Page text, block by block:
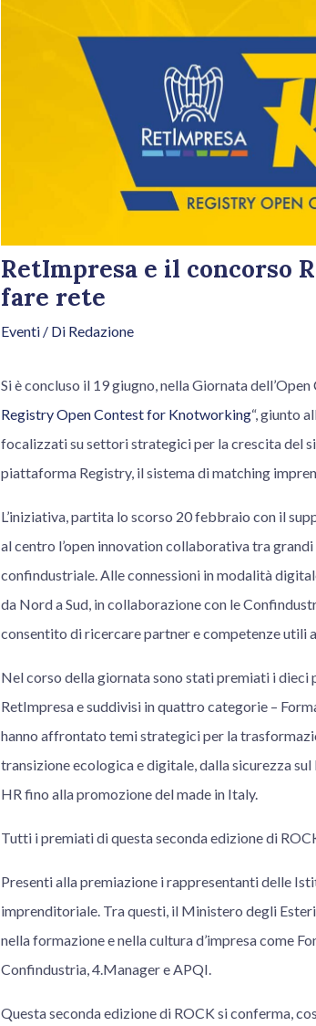
RetImpresa e il concorso
fare rete
Eventi/ Di Redazione
Si è concluso il 19 giugno, nella Giornata
Registry Open Contest for Knotworking“, giunto
focalizzati su settori strategici per la crescita del
piattaforma Registry, il sistema di matching
L’iniziativa, partita lo scorso 20 febbraio con il
al centro l’open innovation collaborativa tra
confindustriale. Alle connessioni in modalità
da Nord a Sud, in collaborazione con le
consentito di ricercare partner e competenze
Nel corso della giornata sono stati premiati i
RetImpresa e suddivisi in quattro categorie –
hanno affrontato temi strategici per la
transizione ecologica e digitale, dalla sicurezza
HR fino alla promozione del made in Italy.
Tutti i premiati di questa seconda edizione di
Presenti alla premiazione i rappresentanti delle
imprenditoriale. Tra questi, il Ministero degli
nella formazione e nella cultura d’impresa come
Confindustria, 4.Manager e APQI.
Questa seconda edizione di ROCK si conferma,